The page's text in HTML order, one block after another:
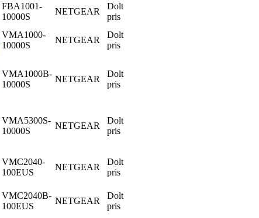
FBA1001-
10000S
NETGEAR
Dolt
pris
VMA1000-
10000S
NETGEAR
Dolt
pris
VMA1000B-
10000S
NETGEAR
Dolt
pris
VMA5300S-
10000S
NETGEAR
Dolt
pris
VMC2040-
100EUS
NETGEAR
Dolt
pris
VMC2040B-
100EUS
NETGEAR
Dolt
pris